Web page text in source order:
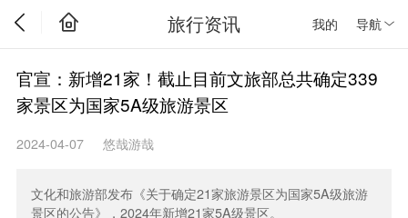
我的 导航
旅行资讯
官宣：新增21家！截止目前文旅部总共确定339
家景区为国家5A级旅游景区
2024-04-07 悠哉游哉
文化和旅游部发布《关于确定21家旅游景区为国家5A级旅游
景区的公告》，2024年新增21家5A级景区。